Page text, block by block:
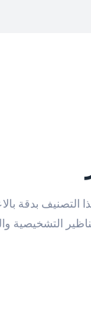
بدقة
التشخيصية